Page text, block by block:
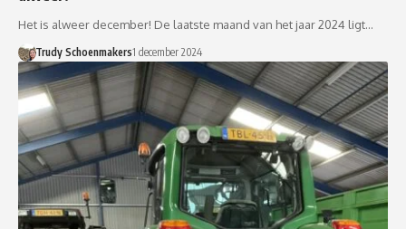
Het is alweer december! De laatste maand van het jaar 2024 ligt…
Trudy Schoenmakers1 december 2024